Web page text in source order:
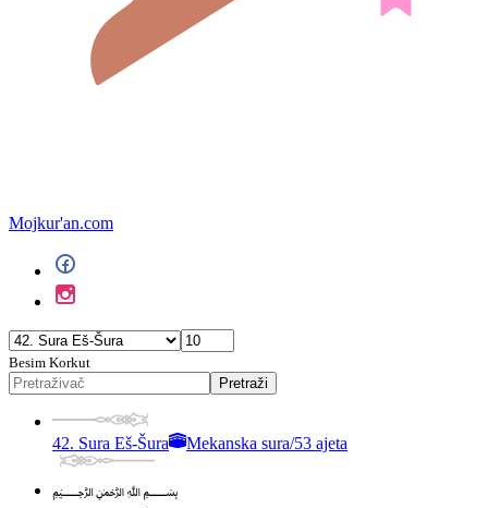
Mojkur'an.com
Besim Korkut
Pretraži
42. Sura Eš-Šura Mekanska sura/53 ajeta
﷽